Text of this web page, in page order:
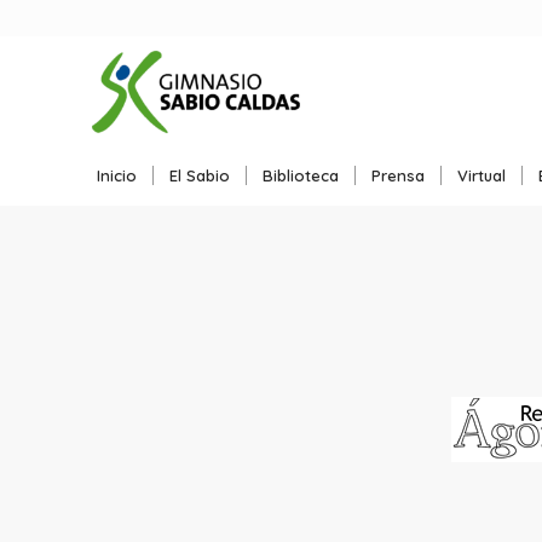
Inicio El Sabio Biblioteca Prensa Virtual